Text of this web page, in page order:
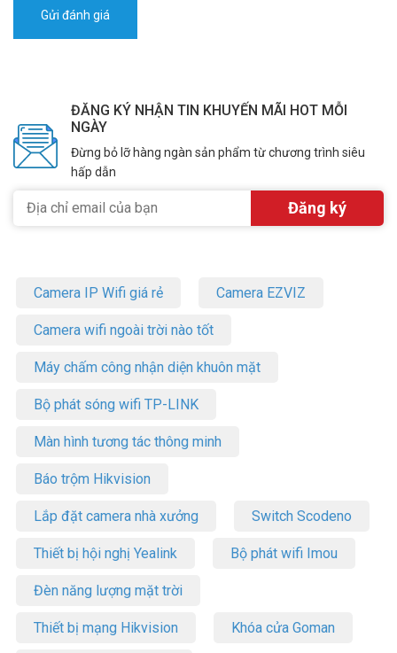
ĐĂNG KÝ NHẬN TIN KHUYẾN MÃI HOT MỖI
NGÀY
Đừng bỏ lỡ hàng ngàn sản phẩm từ chương trình siêu
hấp dẫn
Camera IP Wifi giá rẻ Camera EZVIZ
Camera wifi ngoài trời nào tốt
Máy chấm công nhận diện khuôn mặt
Bộ phát sóng wifi TP-LINK
Màn hình tương tác thông minh
Báo trộm Hikvision
Lắp đặt camera nhà xưởng Switch Scodeno
Thiết bị hội nghị Yealink Bộ phát wifi Imou
Đèn năng lượng mặt trời
Thiết bị mạng Hikvision Khóa cửa Goman